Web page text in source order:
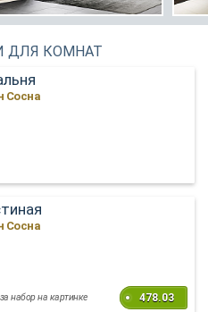
ДЛЯ КОМНАТ
Сосна
Сосна
набор на картинке 478.03